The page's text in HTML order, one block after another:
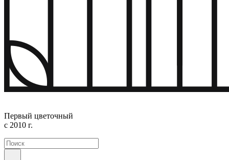
Первый цветочный
с 2010 г.